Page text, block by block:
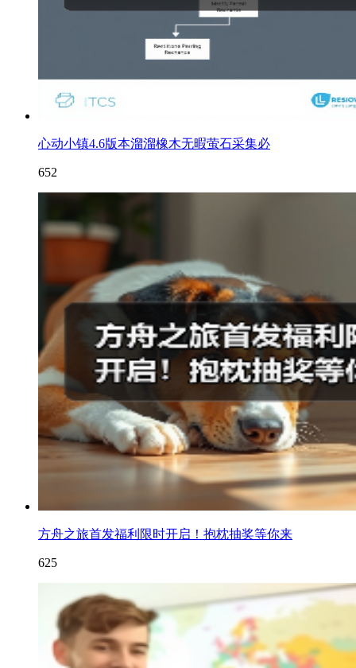
心动小镇4.6版本溜溜橡木无暇萤石采集必
652
方舟之旅首发福利限时开启！抱枕抽奖等你来
625